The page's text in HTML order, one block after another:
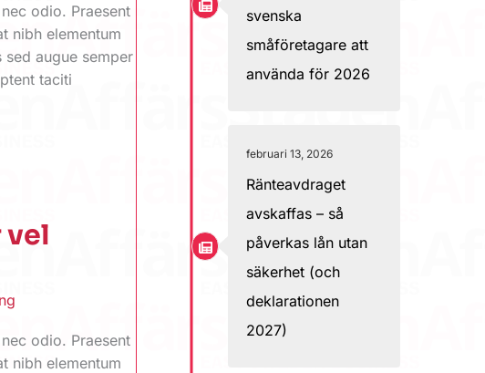
odio. Praesent
nibh elementum
sed augue semper
taciti
vel
odio. Praesent
nibh elementum
svenska
småföretagare att
använda för 2026
februari 13, 2026
Ränteavdraget
avskaffas – så
påverkas lån utan
säkerhet (och
deklarationen
2027)